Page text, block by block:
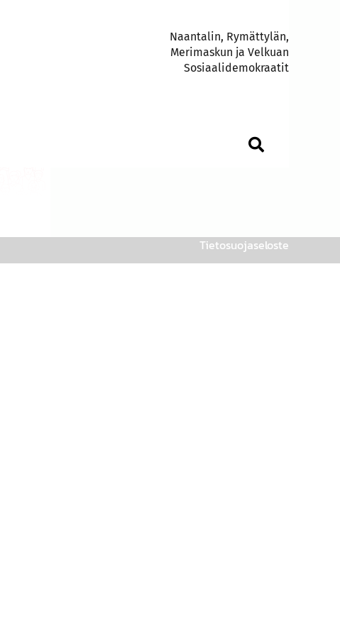
Naantalin, Rymättylän,
Merimaskun ja Velkuan
Sosiaalidemokraatit
Tietosuojaseloste